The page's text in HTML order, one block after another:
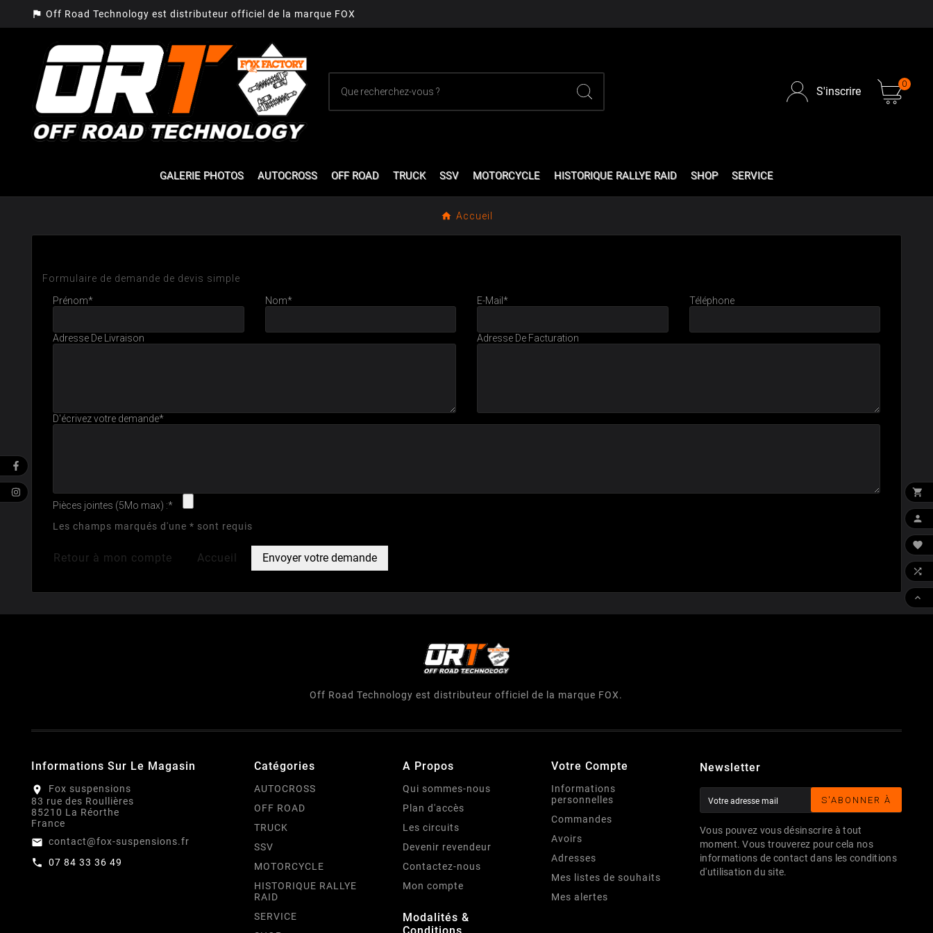
assistant_photo Off Road Technology est distributeur officiel de la marque FOX
S'inscrire
0
GALERIE PHOTOS AUTOCROSS OFF ROAD TRUCK SSV MOTORCYCLE HISTORIQUE RALLYE RAID SHOP SERVICE
Accueil
Formulaire de demande de devis simple
Prénom*
Nom* E-Mail* Téléphone
Adresse De Livraison Adresse De Facturation
D'écrivez votre demande*
Pièces jointes (5Mo max) :*
Les champs marqués d'une * sont requis
Retour à mon compte Accueil Envoyer votre demande
Off Road Technology est distributeur officiel de la marque FOX.
Informations Sur Le Magasin
location_on
Fox suspensions
83 rue des Roullières
85210 La Réorthe
France
email contact@fox-suspensions.fr
call 07 84 33 36 49
Catégories
AUTOCROSS
OFF ROAD
TRUCK
SSV
MOTORCYCLE
HISTORIQUE RALLYE
RAID
SERVICE
A Propos
Qui sommes-nous
Plan d'accès
Les circuits
Devenir revendeur
Contactez-nous
Mon compte
Modalités &
Votre Compte
Informations
personnelles
Commandes
Avoirs
Adresses
Mes listes de souhaits
Mes alertes
Newsletter
S'ABONNER À
Vous pouvez vous désinscrire à tout
moment. Vous trouverez pour cela nos
informations de contact dans les conditions
d'utilisation du site.




